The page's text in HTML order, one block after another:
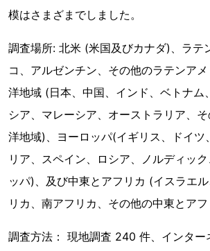
模はさまざまでしました。
調査場所: 北米 (米国及びカナダ)、ラテ
コ、アルゼンチン、その他のラテンア
洋地域 (日本、中国、インド、ベトナム
シア、マレーシア、オーストラリア、
洋地域)、ヨーロッパ(イギリス、ドイツ
リア、スペイン、ロシア、ノルディッ
ッパ)、及び中東とアフリカ (イスラエ
リカ、南アフリカ、その他の中東とア
調査方法： 現地調査 240 件、インター